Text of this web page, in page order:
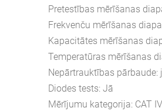
Pretestības mērīšanas
Frekvenču mērīšanas
Kapacitātes mērīšanas
Temperatūras mērīšanas
Nepārtrauktības pārbaude:
Diodes tests: Jā
Mērījumu kategorija: CAT